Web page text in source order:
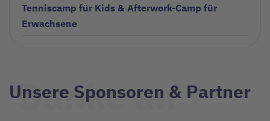
Tenniscamp für Kids & Afterwork-Camp für
Erwachsene
Unsere Sponsoren & Partner
Danke an